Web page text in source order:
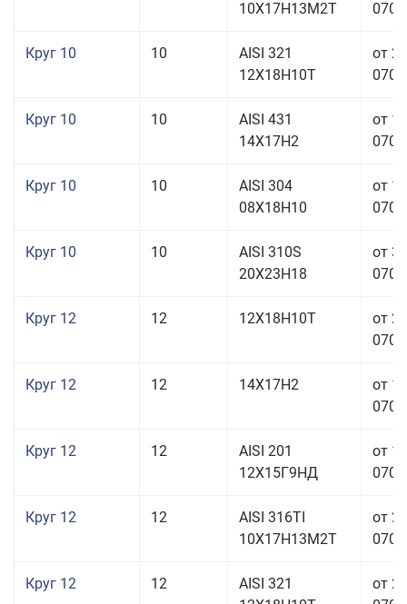
10Х17Н13М2Т
Круг 10 10
AISI 321
12Х18Н10Т
от
Круг 10 10
AISI 431
14Х17Н2
от
Круг 10 10
AISI 304
08Х18Н10
от
Круг 10 10
AISI 310S
20Х23Н18
от
Круг 12 12 12Х18Н10Т
от
Круг 12 12 14Х17Н2
от
Круг 12 12
AISI 201
12Х15Г9НД
от
Круг 12 12
AISI 316TI
10Х17Н13М2Т
от
Круг 12 12
AISI 321
от